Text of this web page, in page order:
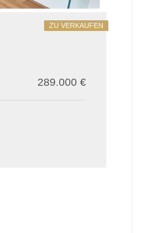
ZU VERKAUFEN
289.000 €